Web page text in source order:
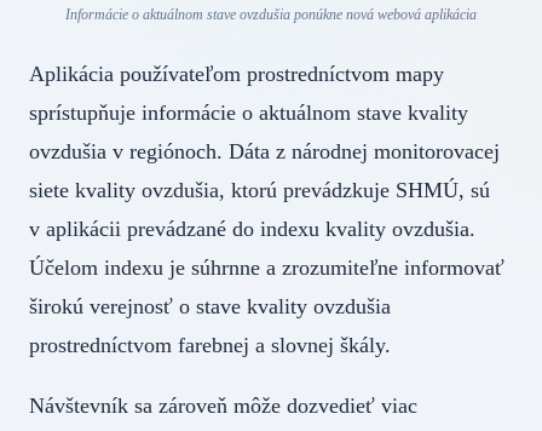
Informácie o aktuálnom stave ovzdušia ponúkne nová webová aplikácia
Aplikácia používateľom prostredníctvom mapy
sprístupňuje informácie o aktuálnom stave kvality
ovzdušia v regiónoch. Dáta z národnej monitorovacej
siete kvality ovzdušia, ktorú prevádzkuje SHMÚ, sú
v aplikácii prevádzané do indexu kvality ovzdušia.
Účelom indexu je súhrnne a zrozumiteľne informovať
širokú verejnosť o stave kvality ovzdušia
prostredníctvom farebnej a slovnej škály.
Návštevník sa zároveň môže dozvedieť viac